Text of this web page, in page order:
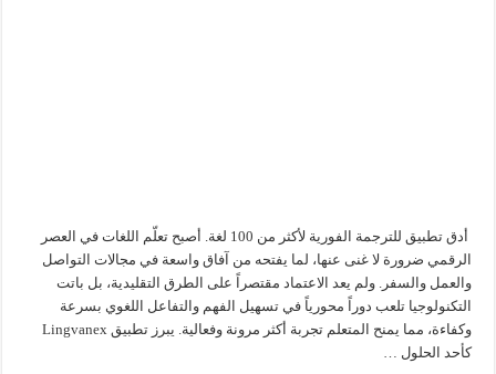
أدق تطبيق للترجمة الفورية لأكثر من 100 لغة. أصبح تعلّم اللغات في العصر
الرقمي ضرورة لا غنى عنها، لما يفتحه من آفاق واسعة في مجالات التواصل
والعمل والسفر. ولم يعد الاعتماد مقتصراً على الطرق التقليدية، بل باتت
التكنولوجيا تلعب دوراً محورياً في تسهيل الفهم والتفاعل اللغوي بسرعة
وكفاءة، مما يمنح المتعلم تجربة أكثر مرونة وفعالية. يبرز تطبيق Lingvanex
كأحد الحلول …